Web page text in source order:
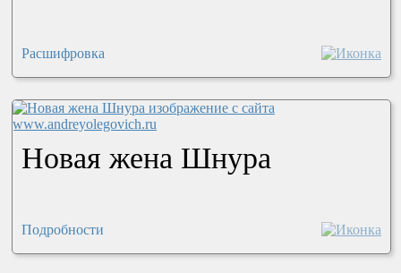
Расшифровка
Новая жена Шнура
Подробности